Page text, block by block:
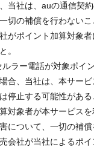
当社は、auの通信契
切の補償を行わないこ
がポイント加算対象
。
ラー電話が対象ポイ
合、当社は、本サー
停止する可能性があ
対象者が本サービスを
について、一切の補償
会社が当社によるポ